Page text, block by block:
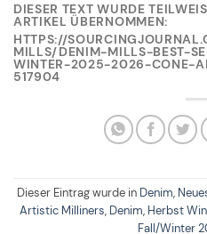
DIESER TEXT WURDE
ARTIKEL ÜBERNOMMEN:
HTTPS://
MILLS/DENIM-MILLS-BEST-
WINTER-2025-2026-CONE-
517904
Dieser Eintrag wurde in Denim,
Artistic Milliners, Denim, Herbst
Fall/Winter